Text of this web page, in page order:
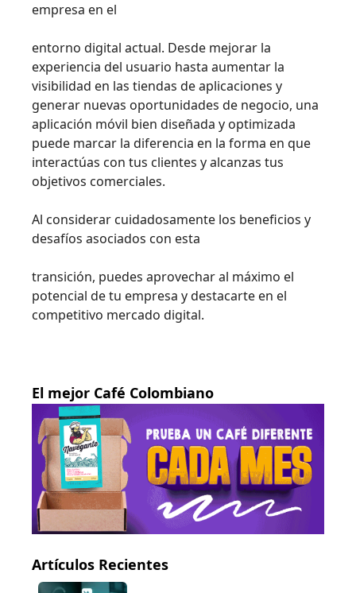
empresa en el
entorno digital actual. Desde mejorar la
experiencia del usuario hasta aumentar la
visibilidad en las tiendas de aplicaciones y
generar nuevas oportunidades de negocio, una
aplicación móvil bien diseñada y optimizada
puede marcar la diferencia en la forma en que
interactúas con tus clientes y alcanzas tus
objetivos comerciales.
Al considerar cuidadosamente los beneﬁcios y
desafíos asociados con esta
transición, puedes aprovechar al máximo el
potencial de tu empresa y destacarte en el
competitivo mercado digital.
El mejor Café Colombiano
Artículos Recientes